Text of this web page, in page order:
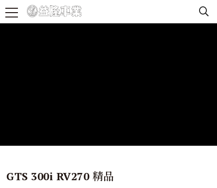
GTS 300i RV270 精品